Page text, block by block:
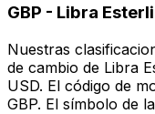
GBP - Libra
Nuestras
de cambio de Libra
USD. El código de
GBP. El símbolo de